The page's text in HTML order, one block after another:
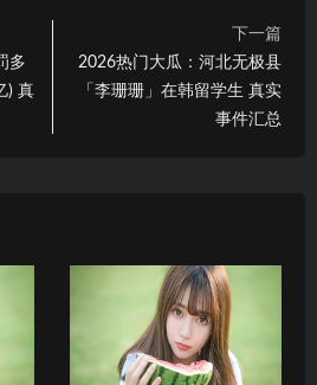
多
) 真
下一篇
2026热门大瓜：河北无极县
「李珊珊」在韩留学生 真实
事件汇总